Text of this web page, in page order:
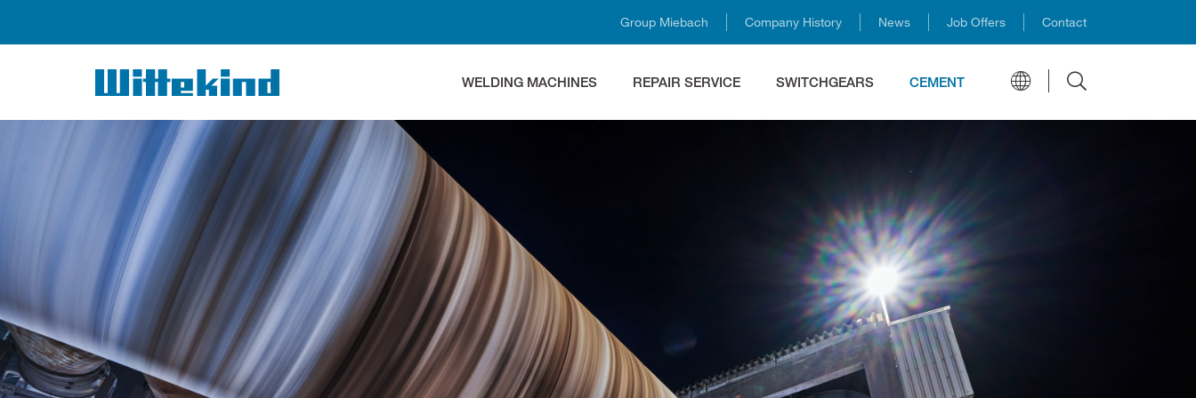
Group Miebach Company History News Job Offers Contact
WELDING MACHINES REPAIR SERVICE SWITCHGEARS CEMENT